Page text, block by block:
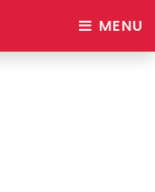
MENU